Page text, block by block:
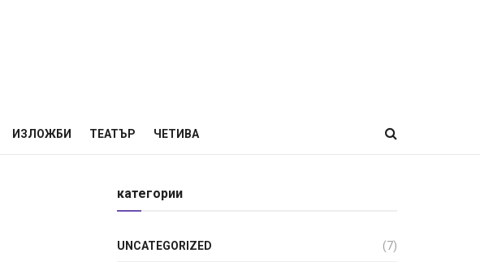
ИЗЛОЖБИ ТЕАТЪР ЧЕТИВА
категории
UNCATEGORIZED (7)